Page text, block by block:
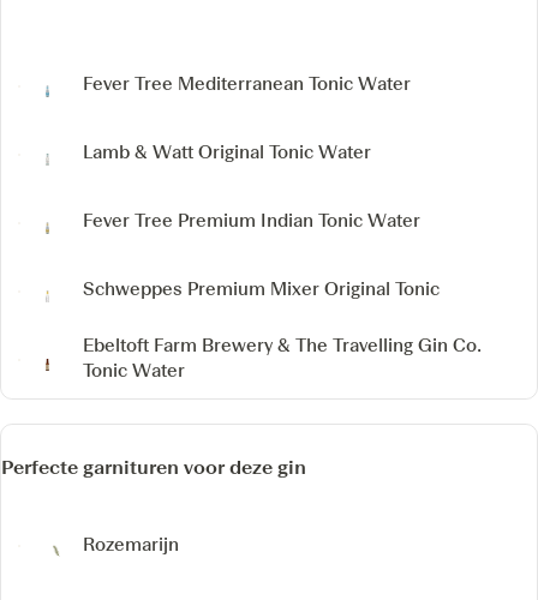
Fever Tree Mediterranean Tonic Water
Lamb & Watt Original Tonic Water
Fever Tree Premium Indian Tonic Water
Schweppes Premium Mixer Original Tonic
Ebeltoft Farm Brewery & The Travelling Gin Co.
Tonic Water
Perfecte garnituren voor deze gin
Rozemarijn